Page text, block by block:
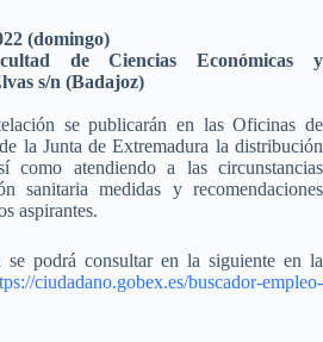
(domingo)
de Ciencias Económicas y
s/n (Badajoz)
se publicarán en las Oficinas de
la Junta de Extremadura la distribución
como atendiendo a las circunstancias
sanitaria medidas y recomendaciones
aspirantes.
se podrá consultar en la siguiente en la
ciudadano.gobex.es/buscador-empleo-